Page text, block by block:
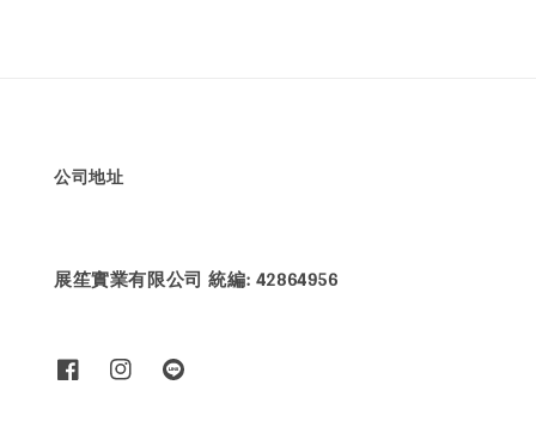
公司地址
展笙實業有限公司 統編: 42864956